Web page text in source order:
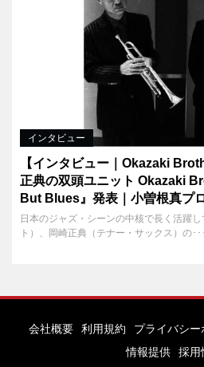
インタビュー
【インタビュー｜Okazaki
正典の双頭ユニット Okazaki
But Blues』発表｜小曽根真プ
日本のジャズ・シーンの中核で長く活躍
ト）、岡崎正典（テナー・サックス）の･･･
会社概要 利用規約 プライバシー
情報提供
採用